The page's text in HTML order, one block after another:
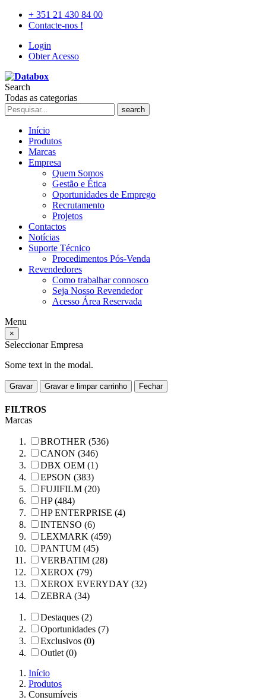
+ 351 21 430 84 00
Contacte-nos !
Login
Obter Acesso
Search
Todas as categorias
search
Início
Produtos
Marcas
Empresa
Quem Somos
Gestão e Ética
Oportunidades de Emprego
Recrutamento
Projetos
Contactos
Notícias
Suporte Técnico
Procedimentos Pós-Venda
Revendedores
Como trabalhar connosco
Seja Nosso Revendedor
Acesso Área Reservada
Menu
×
Seleccionar Empresa
Some text in the modal.
Gravar Gravar e limpar carrinho Fechar
FILTROS
Marcas
BROTHER (536)
CANON (346)
DBX OEM (1)
EPSON (383)
FUJIFILM (20)
HP (484)
HP ENTERPRISE (4)
INTENSO (6)
LEXMARK (459)
PANTUM (45)
VERBATIM (28)
XEROX (79)
XEROX EVERYDAY (32)
ZEBRA (34)
Destaques (2)
Oportunidades (7)
Exclusivos (0)
Outlet (0)
Início
Produtos
Consumíveis